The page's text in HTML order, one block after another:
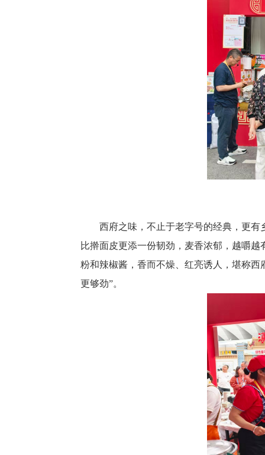
西府之味，不止于老字号的经典，更
比擀面皮更添一份韧劲，麦香浓郁，越嚼
粉和辣椒酱，香而不燥、红亮诱人，堪称
更够劲”。